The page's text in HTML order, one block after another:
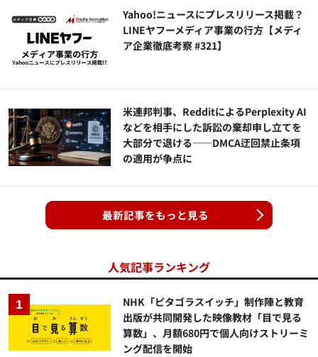
Yahoo!ニュースにプレスリリース掲載？
LINEヤフーメディア事業の行方【メディ
ア企業徹底考察 #321】
米連邦判事、RedditによるPerplexity AI
などを相手にした訴訟の棄却申し立てを
大部分で退ける——DMCA迂回禁止条項
の適用が争点に
最新記事をもっと見る
人気記事ランキング
NHK「ピタゴラスイッチ」制作陣と教育
出版が共同開発した映像教材「目で見る
算数」、月額680円で個人向けストリーミ
ング配信を開始